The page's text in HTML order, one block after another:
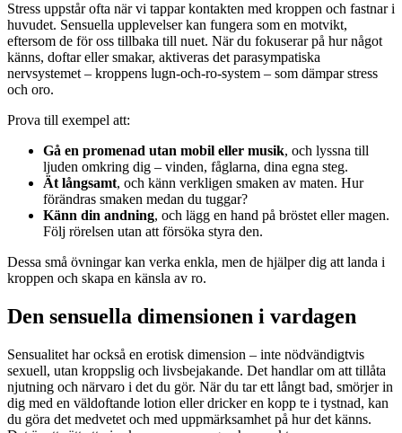
Stress uppstår ofta när vi tappar kontakten med kroppen och fastnar i
huvudet. Sensuella upplevelser kan fungera som en motvikt,
eftersom de för oss tillbaka till nuet. När du fokuserar på hur något
känns, doftar eller smakar, aktiveras det parasympatiska
nervsystemet – kroppens lugn-och-ro-system – som dämpar stress
och oro.
Prova till exempel att:
Gå en promenad utan mobil eller musik, och lyssna till
ljuden omkring dig – vinden, fåglarna, dina egna steg.
Ät långsamt, och känn verkligen smaken av maten. Hur
förändras smaken medan du tuggar?
Känn din andning, och lägg en hand på bröstet eller magen.
Följ rörelsen utan att försöka styra den.
Dessa små övningar kan verka enkla, men de hjälper dig att landa i
kroppen och skapa en känsla av ro.
Den sensuella dimensionen i vardagen
Sensualitet har också en erotisk dimension – inte nödvändigtvis
sexuell, utan kroppslig och livsbejakande. Det handlar om att tillåta
njutning och närvaro i det du gör. När du tar ett långt bad, smörjer in
dig med en väldoftande lotion eller dricker en kopp te i tystnad, kan
du göra det medvetet och med uppmärksamhet på hur det känns.